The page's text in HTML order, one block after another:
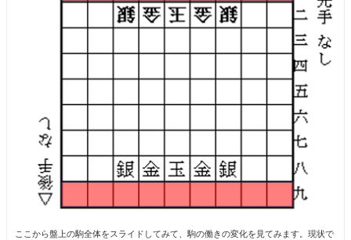
ここから盤上の駒全体をスライドしてみて、駒の働きの変化を見てみます。現状で